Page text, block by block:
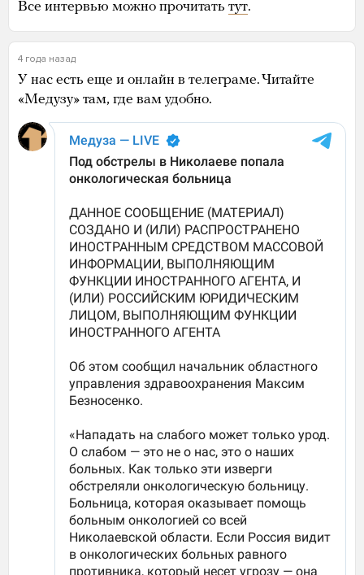
Все интервью можно прочитать тут.
4 года назад
У нас есть еще и онлайн в телеграме. Читайте
«Медузу» там, где вам удобно.